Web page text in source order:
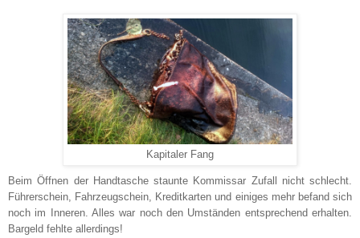
Kapitaler Fang
Beim Öffnen der Handtasche staunte Kommissar Zufall nicht schlecht.
Führerschein, Fahrzeugschein, Kreditkarten und einiges mehr befand sich
noch im Inneren. Alles war noch den Umständen entsprechend erhalten.
Bargeld fehlte allerdings!